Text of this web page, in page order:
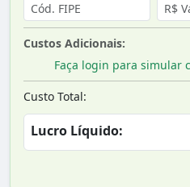
Custos Adicionais:
Faça login para simular
Custo Total:
Lucro Líquido: